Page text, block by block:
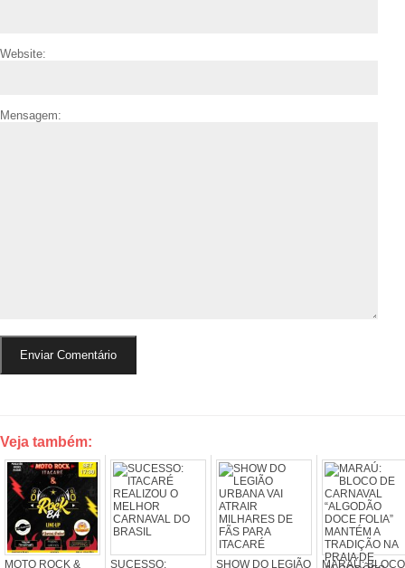
Website:
Mensagem:
Veja também:
MOTO ROCK &
SUCESSO:
SHOW DO LEGIÃO
MARAÚ: BLOCO